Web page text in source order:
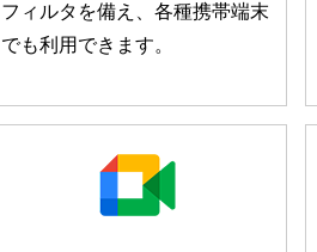
フィルタを備え、各種携帯端末
でも利用できます。